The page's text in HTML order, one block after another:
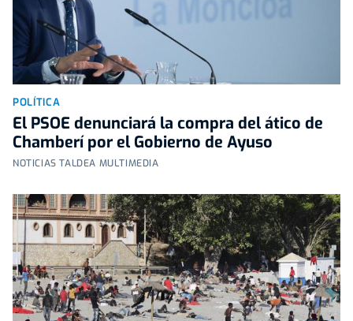
POLÍTICA
El PSOE denunciará la compra del ático de
Chamberí por el Gobierno de Ayuso
NOTICIAS TALDEA MULTIMEDIA